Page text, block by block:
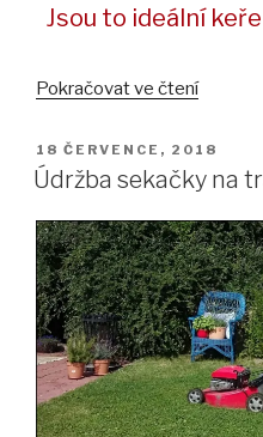
Jsou to ideální
Pokračovat ve čtení„Skalník
okrasný
keř“
PUBLIKOVÁNO
18 ČERVENCE, 2018
Údržba sekačky na